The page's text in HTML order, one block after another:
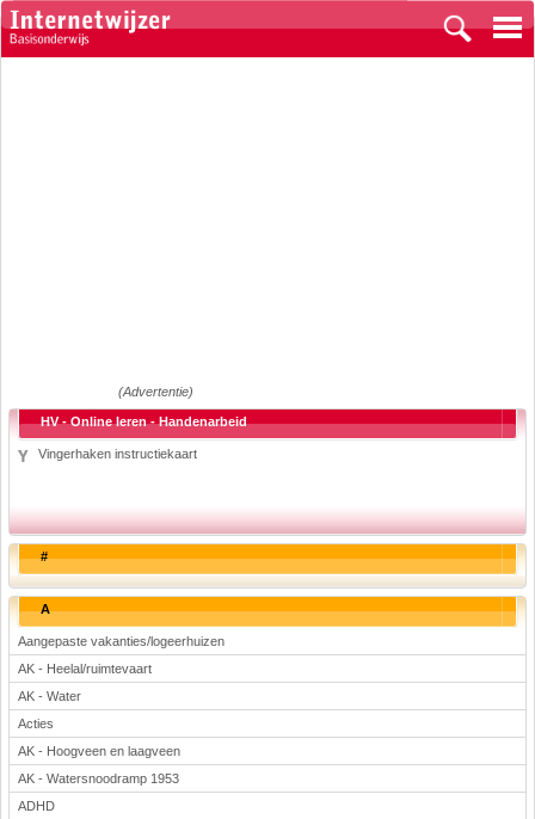
(Advertentie)
HV - Online leren - Handenarbeid
Vingerhaken instructiekaart
#
A
Aangepaste vakanties/logeerhuizen
AK - Heelal/ruimtevaart
AK - Water
Acties
AK - Hoogveen en laagveen
AK - Watersnoodramp 1953
ADHD